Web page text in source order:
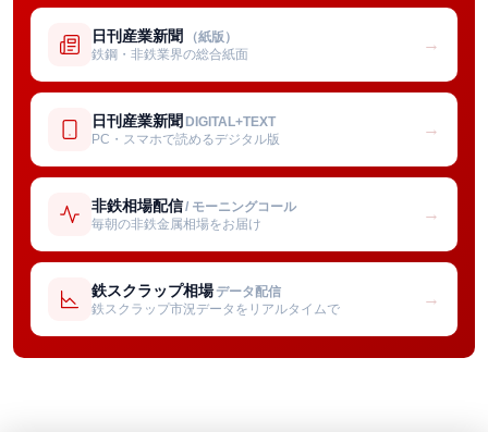
日刊産業新聞 （紙版）
鉄鋼・非鉄業界の総合紙面
→
日刊産業新聞 DIGITAL+TEXT
PC・スマホで読めるデジタル版
→
非鉄相場配信/ モーニングコール
毎朝の非鉄金属相場をお届け
→
鉄スクラップ相場 データ配信
鉄スクラップ市況データをリアルタイムで
→